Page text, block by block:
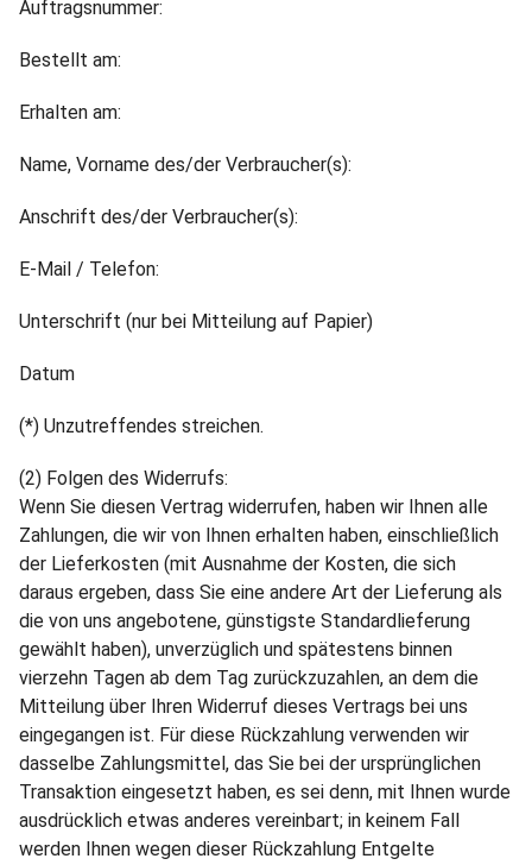
Auftragsnummer:
Bestellt am:
Erhalten am:
Name, Vorname des/der Verbraucher(s):
Anschrift des/der Verbraucher(s):
E-Mail / Telefon:
Unterschrift (nur bei Mitteilung auf Papier)
Datum
(*) Unzutreffendes streichen.
(2) Folgen des Widerrufs:
Wenn Sie diesen Vertrag widerrufen, haben wir Ihnen alle
Zahlungen, die wir von Ihnen erhalten haben, einschließlich
der Lieferkosten (mit Ausnahme der Kosten, die sich
daraus ergeben, dass Sie eine andere Art der Lieferung als
die von uns angebotene, günstigste Standardlieferung
gewählt haben), unverzüglich und spätestens binnen
vierzehn Tagen ab dem Tag zurückzuzahlen, an dem die
Mitteilung über Ihren Widerruf dieses Vertrags bei uns
eingegangen ist. Für diese Rückzahlung verwenden wir
dasselbe Zahlungsmittel, das Sie bei der ursprünglichen
Transaktion eingesetzt haben, es sei denn, mit Ihnen wurde
ausdrücklich etwas anderes vereinbart; in keinem Fall
werden Ihnen wegen dieser Rückzahlung Entgelte